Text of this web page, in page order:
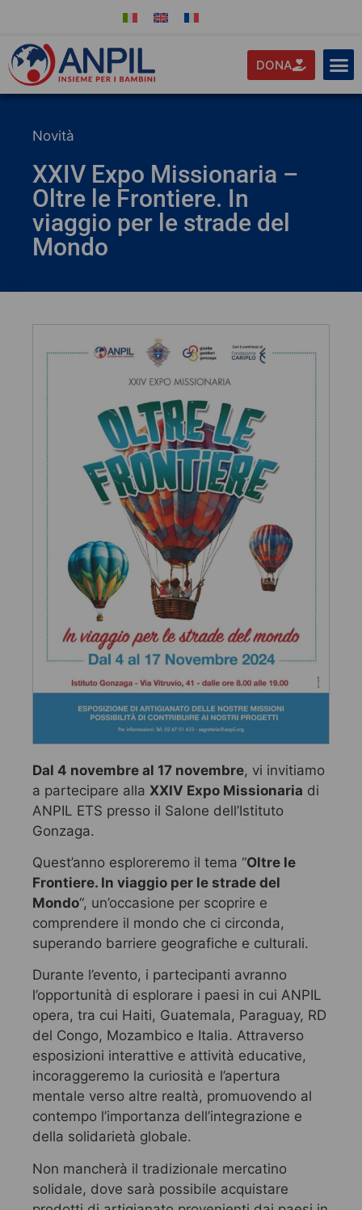
DONA
Novità
XXIV Expo Missionaria –
Oltre le Frontiere. In
viaggio per le strade del
Mondo
Dal 4 novembre al 17 novembre, vi invitiamo
a partecipare alla XXIV Expo Missionaria di
ANPIL ETS presso il Salone dell’Istituto
Gonzaga.
Quest’anno esploreremo il tema “Oltre le
Frontiere. In viaggio per le strade del
Mondo“, un’occasione per scoprire e
comprendere il mondo che ci circonda,
superando barriere geografiche e culturali.
Durante l’evento, i partecipanti avranno
l’opportunità di esplorare i paesi in cui ANPIL
opera, tra cui Haiti, Guatemala, Paraguay, RD
del Congo, Mozambico e Italia. Attraverso
esposizioni interattive e attività educative,
incoraggeremo la curiosità e l’apertura
mentale verso altre realtà, promuovendo al
contempo l’importanza dell’integrazione e
della solidarietà globale.
Non mancherà il tradizionale mercatino
solidale, dove sarà possibile acquistare